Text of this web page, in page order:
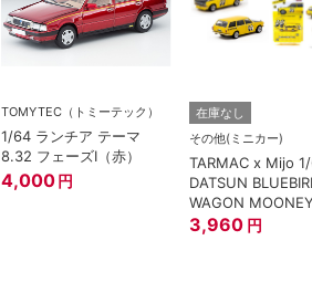
TOMYTEC（トミーテック）
1/64 ランチア テーマ
8.32 フェーズI（赤）
4,000 円
在庫なし
その他(ミニカー)
TARMAC x Mijo
DATSUN
WAGON
SPECIAL EDITION.
3,960 円